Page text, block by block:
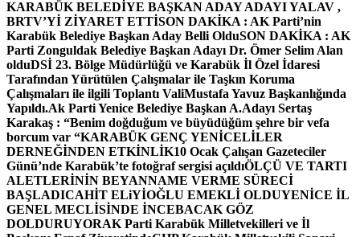
KARABÜK BELEDİYE BAŞKAN ADAY ADAYI YALAV ,
BRTV’Yİ ZİYARET ETTİSON DAKİKA : AK Parti’nin
Karabük Belediye Başkan Aday Belli OlduSON DAKİKA : AK
Parti Zonguldak Belediye Başkan Adayı Dr. Ömer Selim Alan
olduDSİ 23. Bölge Müdürlüğü ve Karabük İl Özel İdaresi
Tarafından Yürütülen Çalışmalar ile Taşkın Koruma
Çalışmaları ile ilgili Toplantı ValiMustafa Yavuz Başkanlığında
Yapıldı.Ak Parti Yenice Belediye Başkan A.Adayı Sertaş
Karakaş : “Benim doğduğum ve büyüdüğüm şehre bir vefa
borcum var “KARABÜK GENÇ YENİCELİLER
DERNEĞİNDEN ETKİNLİK10 Ocak Çalışan Gazeteciler
Günü’nde Karabük’te fotoğraf sergisi açıldıÖLÇÜ VE TARTI
ALETLERİNİN BEYANNAME VERME SÜRECİ
BAŞLADICAHİT ELiYİOĞLU EMEKLİ OLDUYENİCE İL
GENEL MECLİSİNDE İNCEBACAK GÖZ
DOLDURUYORAK Parti Karabük Milletvekilleri ve İl